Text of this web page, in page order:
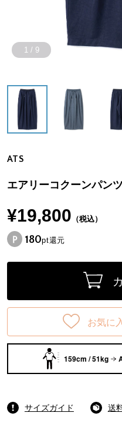
1 / 9
ATS
エアリーコクーンパンツ
¥19,800 （税込）
180pt還元
お気に
159cm / 51kg
サイズガイド 送